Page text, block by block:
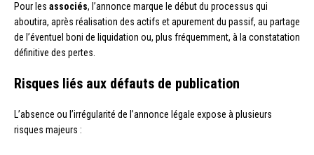
Pour les associés, l’annonce marque le début du processus qui
aboutira, après réalisation des actifs et apurement du passif, au partage
de l’éventuel boni de liquidation ou, plus fréquemment, à la constatation
définitive des pertes.
Risques liés aux défauts de publication
L’absence ou l’irrégularité de l’annonce légale expose à plusieurs
risques majeurs :